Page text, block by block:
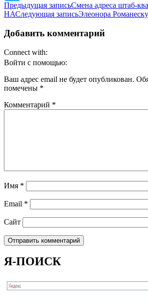
Twitter
Навигация
по
записям
Предыдущая записьСмена адреса штаб-
НАСледующая записьЭлеонора Романеску
Добавить комментарий
Connect with:
Войти с помощью:
Ваш адрес email не будет опубликован.
помечены *
Комментарий *
Имя *
Email *
Сайт
Я-ПОИСК